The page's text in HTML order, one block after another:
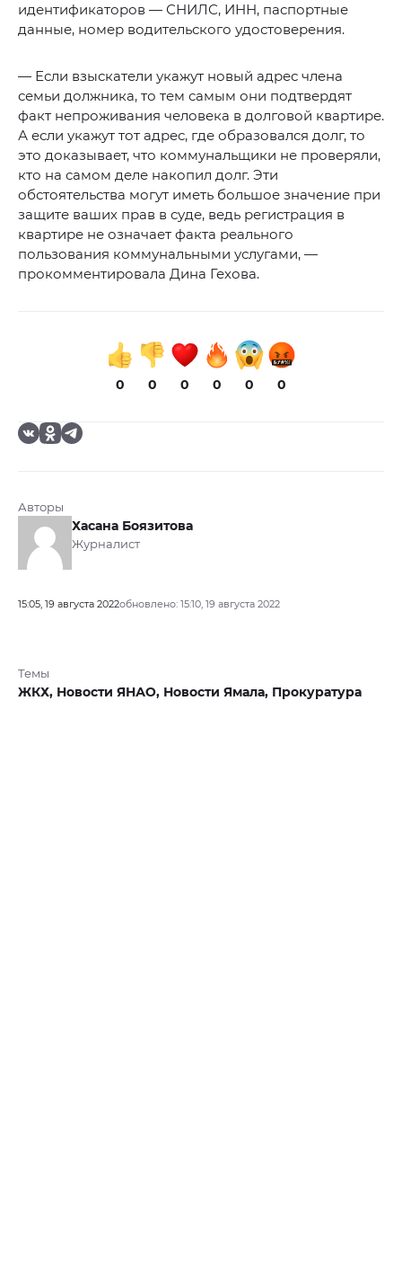
идентификаторов — СНИЛС, ИНН, паспортные
данные, номер водительского удостоверения.
— Если взыскатели укажут новый адрес члена
семьи должника, то тем самым они подтвердят
факт непроживания человека в долговой квартире.
А если укажут тот адрес, где образовался долг, то
это доказывает, что коммунальщики не проверяли,
кто на самом деле накопил долг. Эти
обстоятельства могут иметь большое значение при
защите ваших прав в суде, ведь регистрация в
квартире не означает факта реального
пользования коммунальными услугами, —
прокомментировала Дина Гехова.
0 0 0 0 0 0
Авторы
Хасана Боязитова
Журналист
15:05, 19 августа 2022обновлено: 15:10, 19 августа 2022
Темы
ЖКХ, Новости ЯНАО, Новости Ямала, Прокуратура